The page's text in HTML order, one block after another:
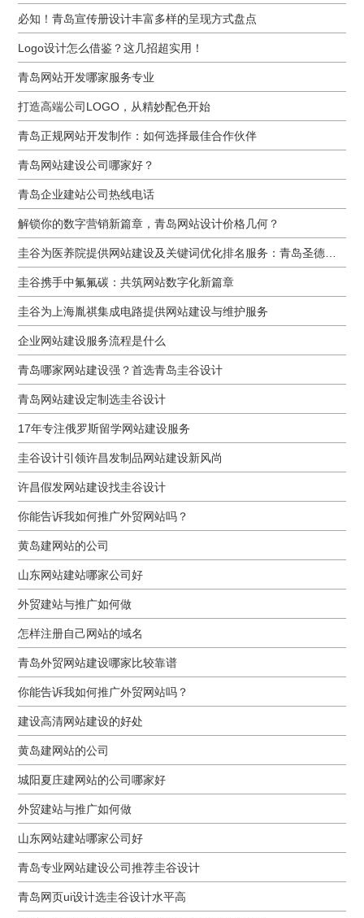
必知！青岛宣传册设计丰富多样的呈现方式盘点
Logo设计怎么借鉴？这几招超实用！
青岛网站开发哪家服务专业
打造高端公司LOGO，从精妙配色开始
青岛正规网站开发制作：如何选择最佳合作伙伴
青岛网站建设公司哪家好？
青岛企业建站公司热线电话
解锁你的数字营销新篇章，青岛网站设计价格几何？
圭谷携手中氟氟碳：共筑网站数字化新篇章
圭谷为上海胤祺集成电路提供网站建设与维护服务
企业网站建设服务流程是什么
青岛哪家网站建设强？首选青岛圭谷设计
青岛网站建设定制选圭谷设计
17年专注俄罗斯留学网站建设服务
圭谷设计引领许昌发制品网站建设新风尚
许昌假发网站建设找圭谷设计
你能告诉我如何推广外贸网站吗？
黄岛建网站的公司
山东网站建站哪家公司好
外贸建站与推广如何做
怎样注册自己网站的域名
青岛外贸网站建设哪家比较靠谱
你能告诉我如何推广外贸网站吗？
建设高清网站建设的好处
黄岛建网站的公司
城阳夏庄建网站的公司哪家好
外贸建站与推广如何做
山东网站建站哪家公司好
青岛专业网站建设公司推荐圭谷设计
青岛网页ui设计选圭谷设计水平高